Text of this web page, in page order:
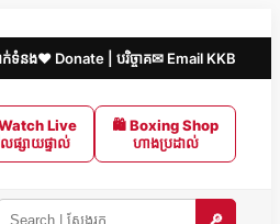
ទំនង❤️ Donate | បរិច្ចាគ✉ Email KKB
Live
ផ្សាយផ្ទាល់
🛍 Boxing Shop
ហាងប្រដាល់
🔎